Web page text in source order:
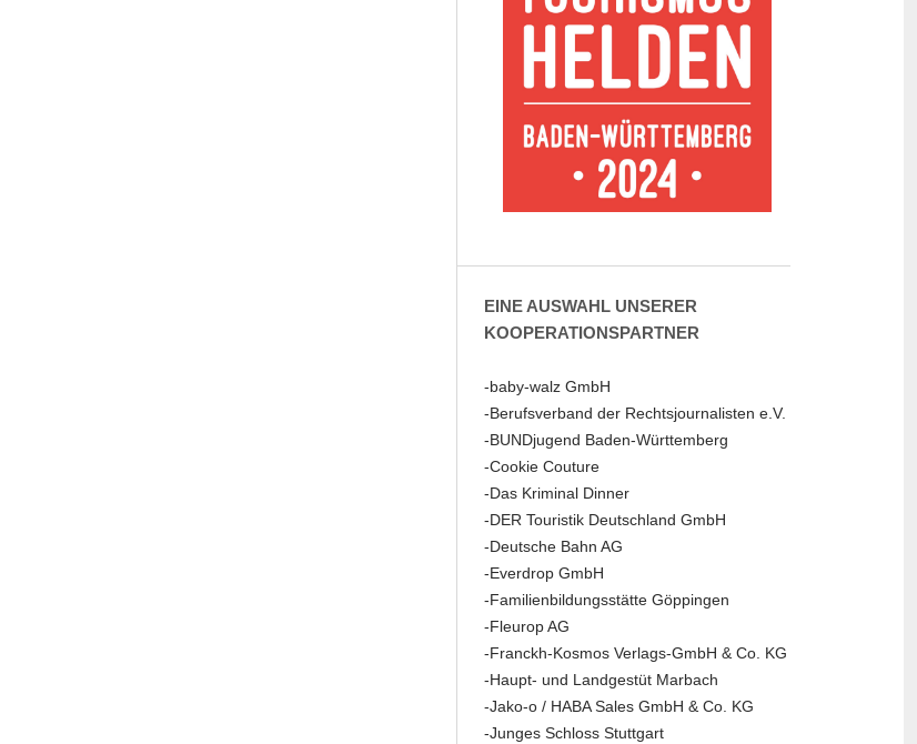
EINE AUSWAHL UNSERER
KOOPERATIONSPARTNER
-baby-walz GmbH
-Berufsverband der Rechtsjournalisten e.V.
-BUNDjugend Baden-Württemberg
-Cookie Couture
-Das Kriminal Dinner
-DER Touristik Deutschland GmbH
-Deutsche Bahn AG
-Everdrop GmbH
-Familienbildungsstätte Göppingen
-Fleurop AG
-Franckh-Kosmos Verlags-GmbH & Co. KG
-Haupt- und Landgestüt Marbach
-Jako-o / HABA Sales GmbH & Co. KG
-Junges Schloss Stuttgart